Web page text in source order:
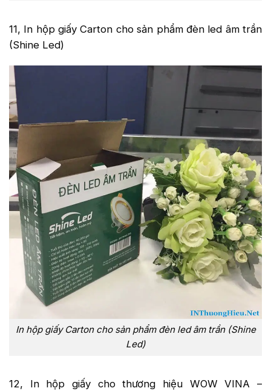
11, In hộp giấy Carton cho sản phẩm đèn led âm trần
(Shine Led)
In hộp giấy Carton cho sản phẩm đèn led âm trần (Shine
Led)
12, In hộp giấy cho thương hiệu WOW VINA –